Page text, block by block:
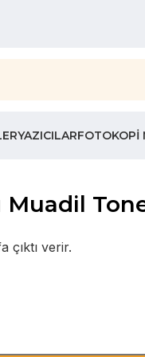
YAZICILARFOTOKOPI
çıktı verir.